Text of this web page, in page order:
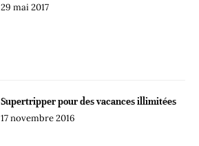
29 mai 2017
Supertripper pour des vacances illimitées
17 novembre 2016